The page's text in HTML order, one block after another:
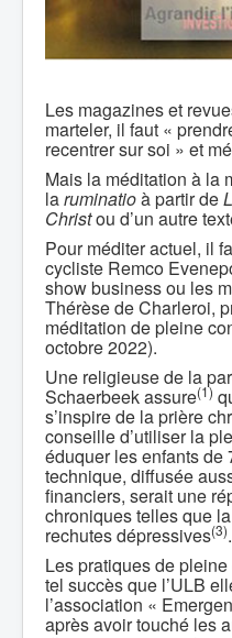
Les magazines et
marteler, il faut «
recentrer sur soi » et
Mais la méditation à la
laruminatioà partir de
Christou d’un autre
Pour méditer actuel, il
cycliste Remco
show business ou les
Thérèse de Charleroi,
méditation de pleine
octobre 2022).
Une religieuse de la
Schaerbeek assure(1)
s’inspire de la prière
conseille d’utiliser la
éduquer les enfants de
technique, diffusée
financiers, serait une
chroniques telles que
rechutes dépressives(3).
Les pratiques de
tel succès que l’ULB
l’association «
après avoir touché les